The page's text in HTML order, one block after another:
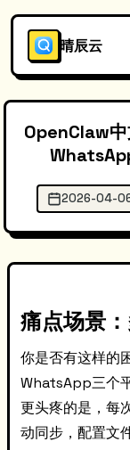
晴辰云
OpenClaw
2026-04-
痛点场景
你是否有这样的
WhatsApp三个
更头疼的是，每
动同步，配置文